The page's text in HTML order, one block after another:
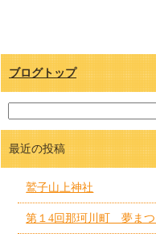
ブログトップ
最近の投稿
鷲子山上神社
第１4回那珂川町 夢まつ